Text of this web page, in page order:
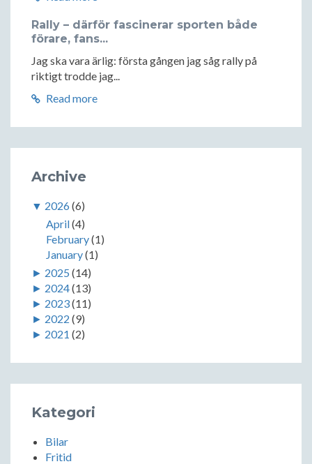
Rally – därför fascinerar sporten både
förare, fans...
Jag ska vara ärlig: första gången jag såg rally på
riktigt trodde jag...
Read more
Archive
▼ 2026(6)
April(4)
February(1)
January(1)
► 2025 (14)
► 2024(13)
► 2023(11)
► 2022 (9)
► 2021 (2)
Kategori
Bilar
Fritid